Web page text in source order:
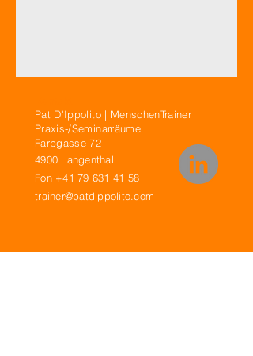
Pat D'Ippolito | MenschenTrainer
Praxis-/Seminarräume
Farbgasse 72
4900 Langenthal
Fon +41 79 631 41 58
trainer@patdippolito.com